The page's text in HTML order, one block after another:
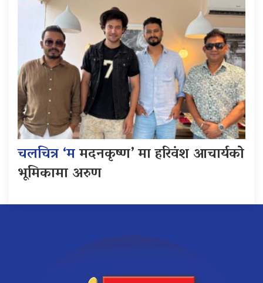
चलचित्र ‘ममदनकृष्ण’ मा हरिवंश आचार्यको
भूमिकामा अरुण